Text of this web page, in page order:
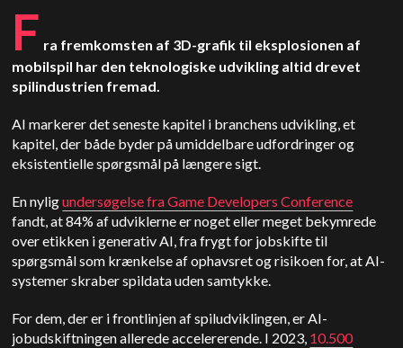
F ra fremkomsten af 3D-grafik til eksplosionen af
mobilspil har den teknologiske udvikling altid drevet
spilindustrien fremad.
AI markerer det seneste kapitel i branchens udvikling, et
kapitel, der både byder på umiddelbare udfordringer og
eksistentielle spørgsmål på længere sigt.
En nyligundersøgelse fra Game Developers Conference
fandt, at 84% af udviklerne er noget eller meget bekymrede
over etikken i generativ AI, fra frygt for jobskifte til
spørgsmål som krænkelse af ophavsret og risikoen for, at AI-
systemer skraber spildata uden samtykke.
For dem, der er i frontlinjen af spiludviklingen, er AI-
jobudskiftningen allerede accelererende. I 2023, 10.500